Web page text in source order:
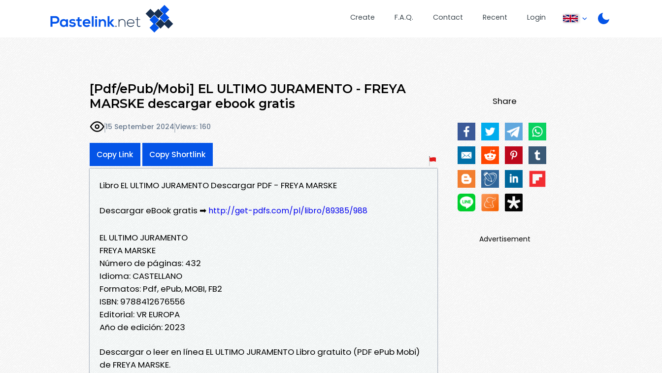
Create F.A.Q. Contact Recent Login
[Pdf/ePub/Mobi] EL ULTIMO JURAMENTO - FREYA
MARSKE descargar ebook gratis
15 September 2024Views: 160
Copy Link Copy Shortlink
Libro EL ULTIMO JURAMENTO Descargar PDF - FREYA MARSKE
Descargar eBook gratis ➡ http://get-pdfs.com/pl/libro/89385/988
EL ULTIMO JURAMENTO
FREYA MARSKE
Número de páginas: 432
Idioma: CASTELLANO
Formatos: Pdf, ePub, MOBI, FB2
ISBN: 9788412676556
Editorial: VR EUROPA
Año de edición: 2023
Descargar o leer en línea EL ULTIMO JURAMENTO Libro gratuito (PDF ePub Mobi)
de FREYA MARSKE.
Share
Advertisement